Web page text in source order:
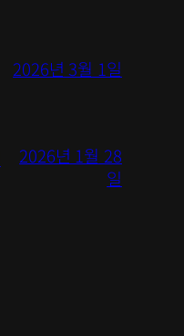
2026년 3월 1일
2026년 1월 28
일